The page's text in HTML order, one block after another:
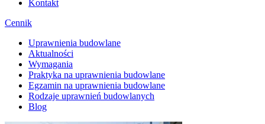
Kontakt
Cennik
Uprawnienia budowlane
Aktualności
Wymagania
Praktyka na uprawnienia budowlane
Egzamin na uprawnienia budowlane
Rodzaje uprawnień budowlanych
Blog